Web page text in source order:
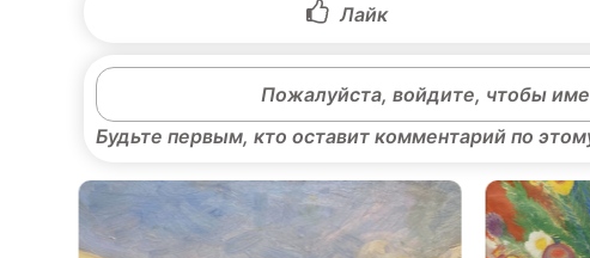
Лайк
Пожалуйста, войдите, чтобы
Будьте первым, кто оставит комментарий по